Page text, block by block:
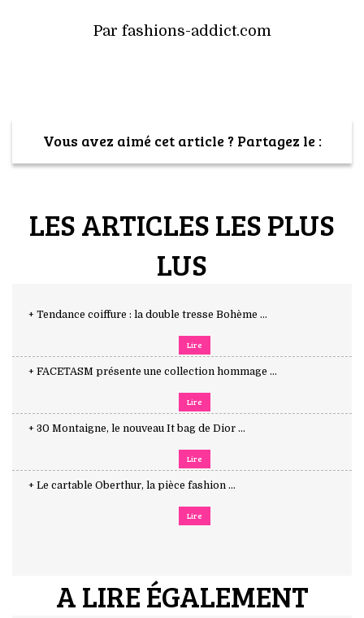
Par fashions-addict.com
Vous avez aimé cet article ? Partagez le :
LES ARTICLES LES PLUS
LUS
+ Tendance coiffure : la double tresse Bohème ...
Lire
+ FACETASM présente une collection hommage ...
Lire
+ 30 Montaigne, le nouveau It bag de Dior ...
Lire
+ Le cartable Oberthur, la pièce fashion ...
Lire
A LIRE ÉGALEMENT